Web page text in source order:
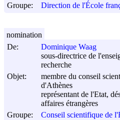
Groupe:
Direction de l'École
De:
Dominique Waag
sous-directrice de
recherche
Objet:
membre du conseil
d'Athènes
représentant de l'Etat,
affaires étrangères
Groupe:
Conseil scientifique de
nomination